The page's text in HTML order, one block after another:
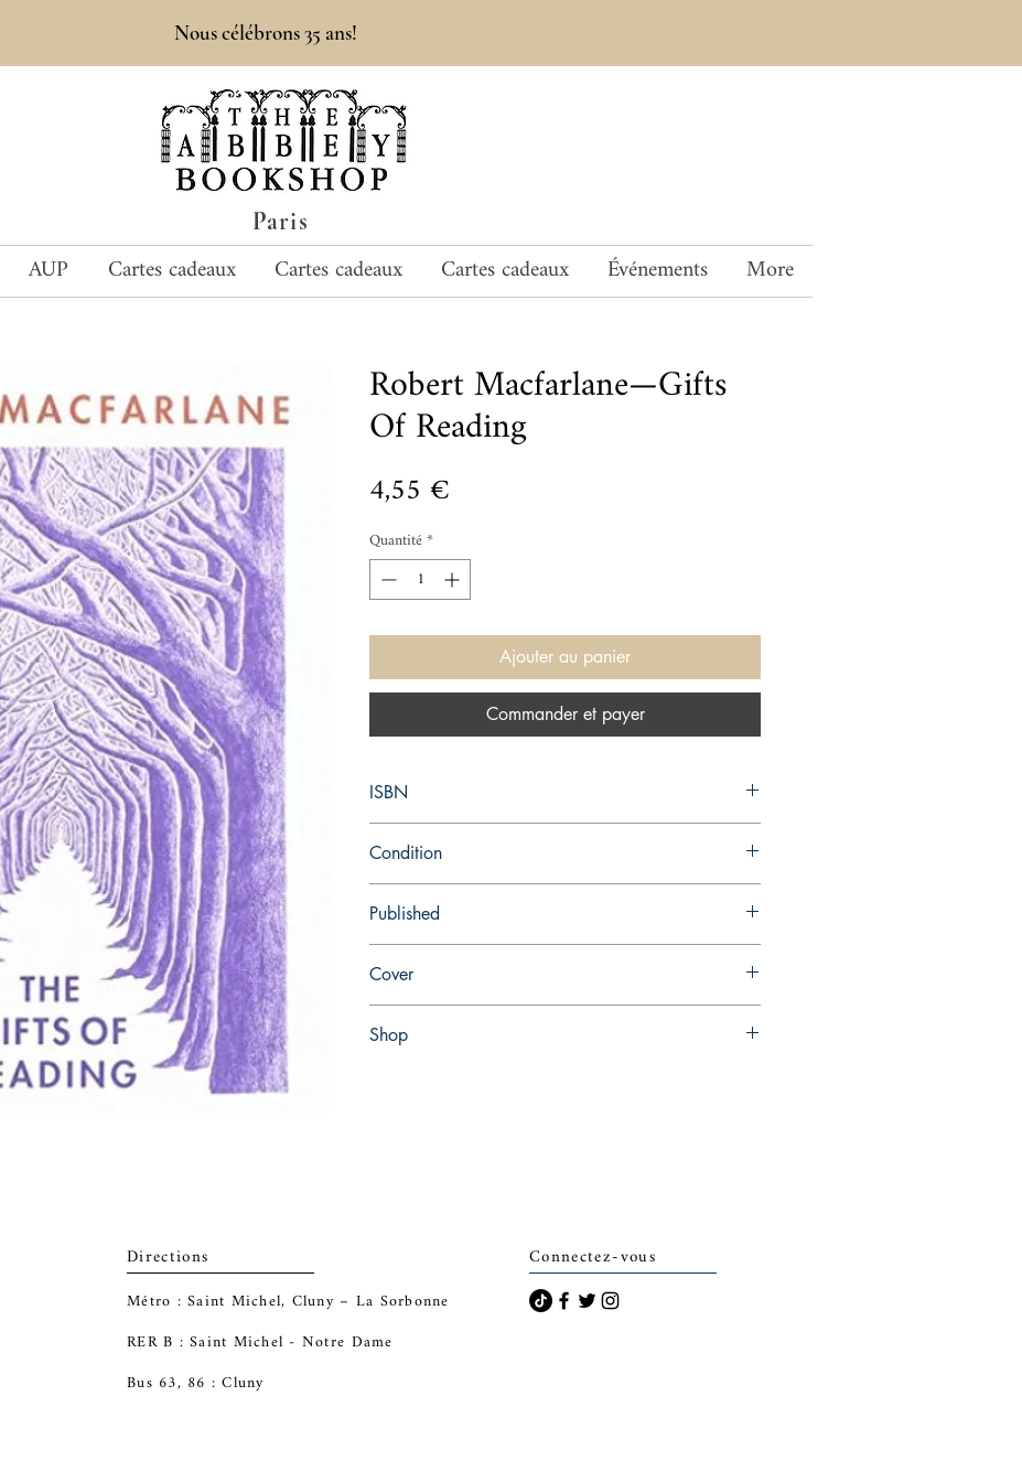
Paris
Nous célébrons 35 ans!
AUP Cartes cadeaux Cartes cadeaux Cartes cadeaux Événements More
Robert Macfarlane—Gifts
Of Reading
4,55 €
Quantité*
Ajouter au panier
Commander et payer
ISBN
Condition
Published
Cover
Shop
Directions
Métro : Saint Michel, Cluny – La Sorbonne
RER B : Saint Michel - Notre Dame
Bus 63, 86 : Cluny
Connectez-vous